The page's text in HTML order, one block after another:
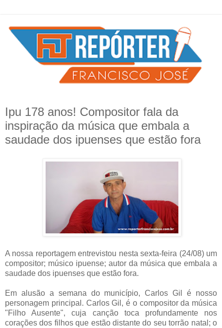
Ipu 178 anos! Compositor fala da
inspiração da música que embala a
saudade dos ipuenses que estão fora
A nossa reportagem entrevistou nesta sexta-feira (24/08) um
compositor; músico ipuense; autor da música que embala a
saudade dos ipuenses que estão fora.
Em alusão a semana do município, Carlos Gil é nosso
personagem principal. Carlos Gil, é o compositor da música
"Filho Ausente", cuja canção toca profundamente nos
corações dos filhos que estão distante do seu torrão natal; o